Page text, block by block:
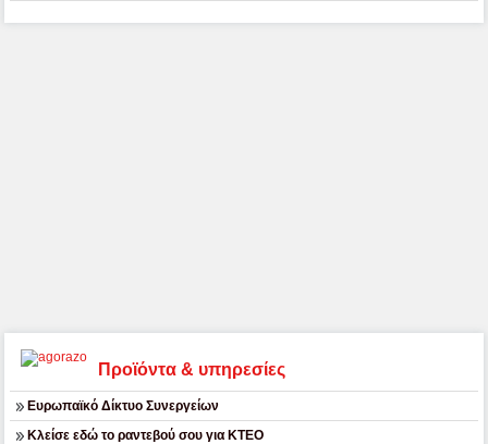
Προϊόντα & υπηρεσίες
Ευρωπαϊκό Δίκτυο Συνεργείων
Κλείσε εδώ το ραντεβού σου για ΚΤΕΟ